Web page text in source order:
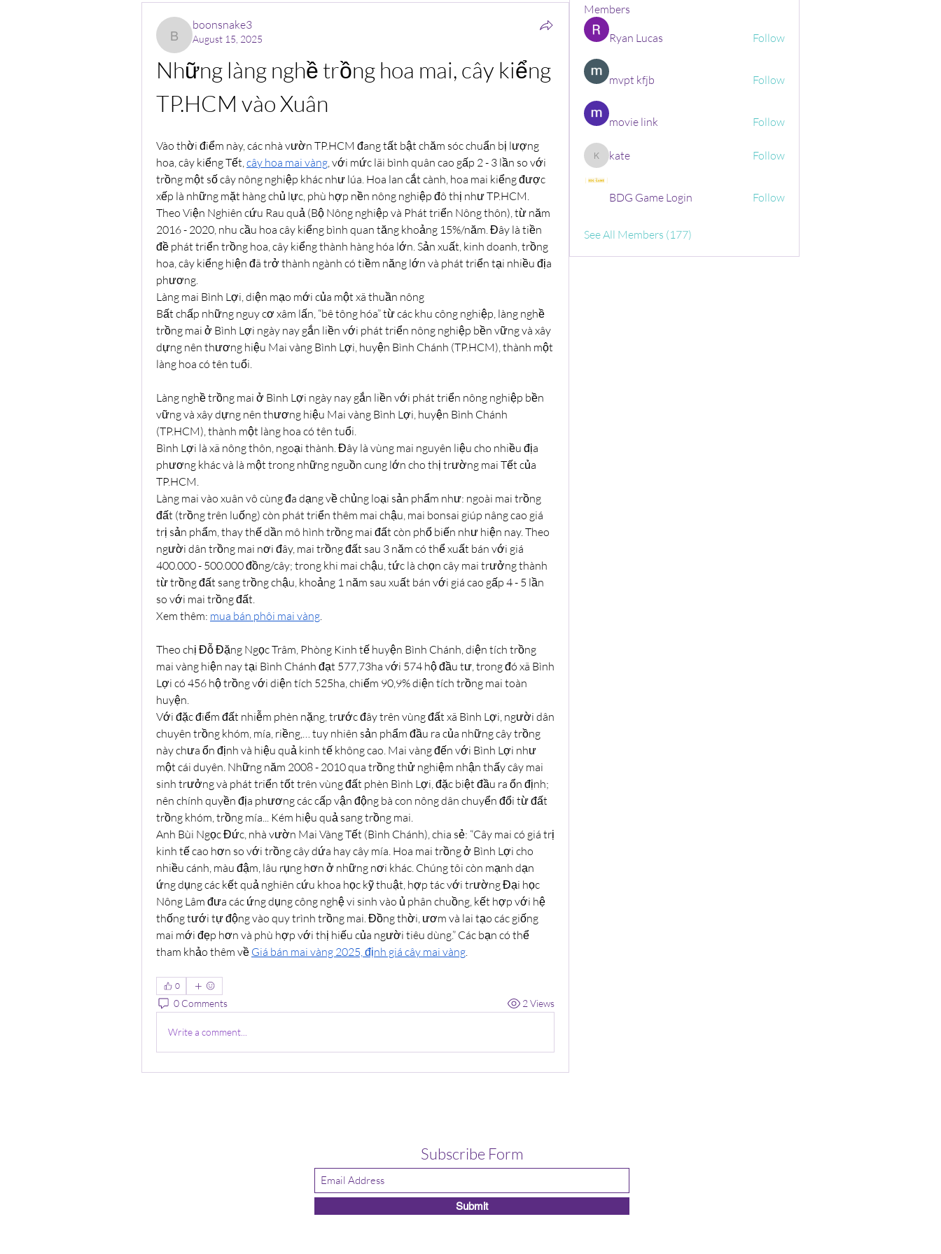
boonsnake3
boonsnake3
August 15, 2025
Những làng nghề trồng hoa mai, cây kiểng
TP.HCM vào Xuân
Vào thời điểm này, các nhà vườn TP.HCM đang tất bật chăm sóc chuẩn bị lượng
hoa, cây kiểng Tết, cây hoa mai vàng , với mức lãi bình quân cao gấp 2 - 3 lần so với
trồng một số cây nông nghiệp khác như lúa. Hoa lan cắt cành, hoa mai kiểng được
xếp là những mặt hàng chủ lực, phù hợp nền nông nghiệp đô thị như TP.HCM.
Theo Viện Nghiên cứu Rau quả (Bộ Nông nghiệp và Phát triển Nông thôn), từ năm
2016 - 2020, nhu cầu hoa cây kiểng bình quan tăng khoảng 15%/năm. Đây là tiền
đề phát triển trồng hoa, cây kiểng thành hàng hóa lớn. Sản xuất, kinh doanh, trồng
hoa, cây kiểng hiện đã trở thành ngành có tiềm năng lớn và phát triển tại nhiều địa
phương.
Làng mai Bình Lợi, diện mạo mới của một xã thuần nông
Bất chấp những nguy cơ xâm lấn, “bê tông hóa” từ các khu công nghiệp, làng nghề
trồng mai ở Bình Lợi ngày nay gắn liền với phát triển nông nghiệp bền vững và xây
dựng nên thương hiệu Mai vàng Bình Lợi, huyện Bình Chánh (TP.HCM), thành một
làng hoa có tên tuổi.
Làng nghề trồng mai ở Bình Lợi ngày nay gắn liền với phát triển nông nghiệp bền
vững và xây dựng nên thương hiệu Mai vàng Bình Lợi, huyện Bình Chánh
(TP.HCM), thành một làng hoa có tên tuổi.
Bình Lợi là xã nông thôn, ngoại thành. Đây là vùng mai nguyên liệu cho nhiều địa
phương khác và là một trong những nguồn cung lớn cho thị trường mai Tết của
TP.HCM.
Làng mai vào xuân vô cùng đa dạng về chủng loại sản phẩm như: ngoài mai trồng
đất (trồng trên luống) còn phát triển thêm mai chậu, mai bonsai giúp nâng cao giá
trị sản phẩm, thay thế dần mô hình trồng mai đất còn phổ biến như hiện nay. Theo
người dân trồng mai nơi đây, mai trồng đất sau 3 năm có thể xuất bán với giá
400.000 - 500.000 đồng/cây; trong khi mai chậu, tức là chọn cây mai trưởng thành
từ trồng đất sang trồng chậu, khoảng 1 năm sau xuất bán với giá cao gấp 4 - 5 lần
so với mai trồng đất.
Xem thêm: mua bán phôi mai vàng
Theo chị Đỗ Đặng Ngọc Trâm, Phòng Kinh tế huyện Bình Chánh, diện tích trồng
mai vàng hiện nay tại Bình Chánh đạt 577,73ha với 574 hộ đầu tư, trong đó xã Bình
Lợi có 456 hộ trồng với diện tích 525ha, chiếm 90,9% diện tích trồng mai toàn
huyện.
Với đặc điểm đất nhiễm phèn nặng, trước đây trên vùng đất xã Bình Lợi, người dân
chuyên trồng khóm, mía, riềng,… tuy nhiên sản phẩm đầu ra của những cây trồng
này chưa ổn định và hiệu quả kinh tế không cao. Mai vàng đến với Bình Lợi như
một cái duyên. Những năm 2008 - 2010 qua trồng thử nghiệm nhận thấy cây mai
sinh trưởng và phát triển tốt trên vùng đất phèn Bình Lợi, đặc biệt đầu ra ổn định;
nên chính quyền địa phương các cấp vận động bà con nông dân chuyển đổi từ đất
trồng khóm, trồng mía... Kém hiệu quả sang trồng mai.
Anh Bùi Ngọc Đức, nhà vườn Mai Vàng Tết (Bình Chánh), chia sẻ: “Cây mai có giá trị
kinh tế cao hơn so với trồng cây dứa hay cây mía. Hoa mai trồng ở Bình Lợi cho
nhiều cánh, màu đậm, lâu rụng hơn ở những nơi khác. Chúng tôi còn mạnh dạn
ứng dụng các kết quả nghiên cứu khoa học kỹ thuật, hợp tác với trường Đại học
Nông Lâm đưa các ứng dụng công nghệ vi sinh vào ủ phân chuồng, kết hợp với hệ
thống tưới tự động vào quy trình trồng mai. Đồng thời, ươm và lai tạo các giống
mai mới đẹp hơn và phù hợp với thị hiếu của người tiêu dùng.” Các bạn có thể
tham khảo thêm về Giá bán mai vàng 2025, định giá cây mai vàng
0
0 Comments 2 Views
Write a comment...
Members
Ryan Lucas Follow
mvpt kfjb Follow
movie link Follow
katekate Follow
BDG Game Login Follow
See All Members (177)
Subscribe Form
Submit